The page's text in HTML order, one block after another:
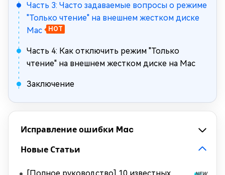
Часть 3: Часто задаваемые вопросы о режиме
"Только чтение" на внешнем жестком диске
Mac
HOT
Часть 4: Как отключить режим "Только
чтение" на внешнем жестком диске на Mac
Заключение
Исправление ошибки Mac
Новые Статьи